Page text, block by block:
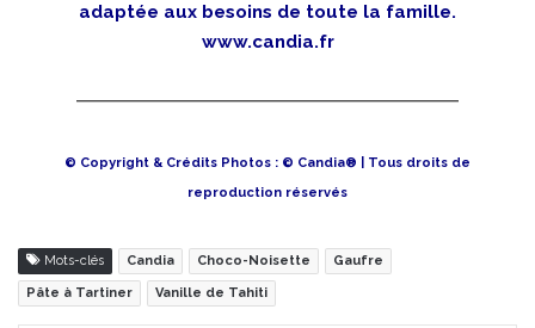
adaptée aux besoins de toute la famille.
www.candia.fr
© Copyright & Crédits Photos : © Candia® | Tous droits de
reproduction réservés
Mots-clés Candia Choco-Noisette Gaufre
Pâte à Tartiner Vanille de Tahiti